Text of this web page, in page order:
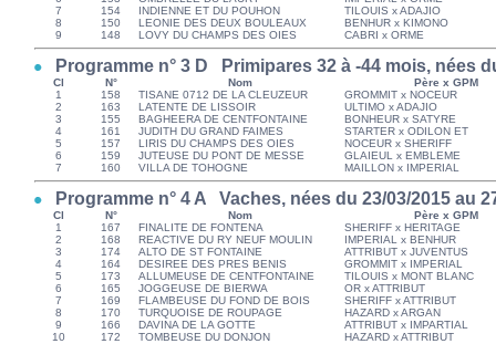
7
154 INDIENNE ET DU POUHON
TILOUIS x ADAJIO
8
150 LEONIE DES DEUX BOULEAUX
BENHUR x KIMONO
9
148 LOVY DU CHAMPS DES OIES CABRI x ORME
Programme n° 3 D Primipares 32 à -44 mois, nées
Cl N° Nom
Père x GPM
1
158 TISANE 0712 DE LA CLEUZEUR
GROMMIT x NOCEUR
2
163 LATENTE DE LISSOIR
ULTIMO x ADAJIO
3
155 BAGHEERA DE CENTFONTAINE
BONHEUR x SATYRE
4
161 JUDITH DU GRAND FAIMES
STARTER x ODILON ET
5
157 LIRIS DU CHAMPS DES OIES
NOCEUR x SHERIFF
6
159 JUTEUSE DU PONT DE MESSE
GLAIEUL x EMBLEME
7
160 VILLA DE TOHOGNE MAILLON x IMPERIAL
Programme n° 4 A Vaches, nées du 23/03/2015 au
Cl N° Nom
Père x GPM
1
167 FINALITE DE FONTENA
SHERIFF x HERITAGE
2
168 REACTIVE DU RY NEUF MOULIN
IMPERIAL x BENHUR
3
174 ALTO DE ST FONTAINE
ATTRIBUT x JUVENTUS
4
164 DESIREE DES PRES BENIS
GROMMIT x IMPERIAL
5
173 ALLUMEUSE DE CENTFONTAINE
TILOUIS x MONT BLANC
6
165 JOGGEUSE DE BIERWA
OR x ATTRIBUT
7
169 FLAMBEUSE DU FOND DE BOIS
SHERIFF x ATTRIBUT
8
170 TURQUOISE DE ROUPAGE
HAZARD x ARGAN
9
166 DAVINA DE LA GOTTE
ATTRIBUT x IMPARTIAL
10
172 TOMBEUSE DU DONJON HAZARD x ATTRIBUT